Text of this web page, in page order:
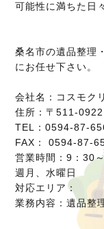
可能性に満ちた日
桑名市の遺品整理
にお任せ下さい。
会社名：コスモク
住所：〒511-
TEL：0594-87-
FAX： 0594-87-
営業時間：9：30
週月、水曜日
対応エリア：
業務内容：遺品整